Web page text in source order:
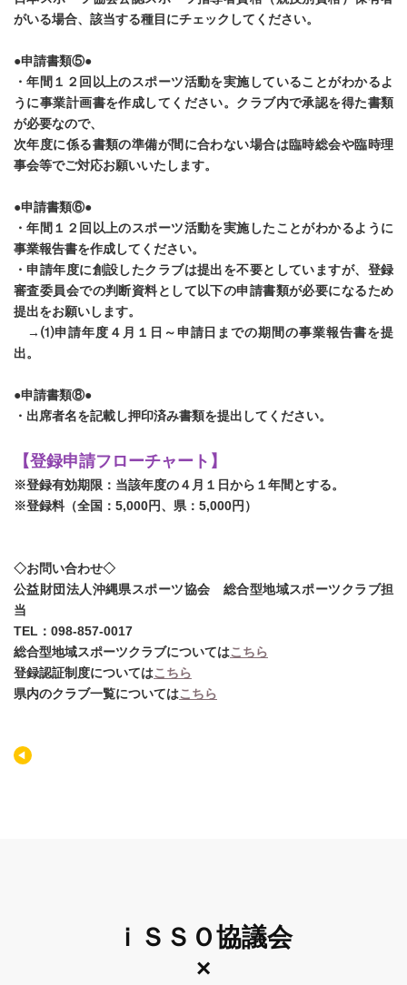
がいる場合、該当する種目にチェックしてください。
●申請書類⑤●
・年間１２回以上のスポーツ活動を実施していることがわかるよ
うに事業計画書を作成してください。クラブ内で承認を得た書類
が必要なので、
次年度に係る書類の準備が間に合わない場合は臨時総会や臨時理
事会等でご対応お願いいたします。
●申請書類⑥●
・年間１２回以上のスポーツ活動を実施したことがわかるように
事業報告書を作成してください。
・申請年度に創設したクラブは提出を不要としていますが、登録
審査委員会での判断資料として以下の申請書類が必要になるため
提出をお願いします。
→⑴申請年度４月１日～申請日までの期間の事業報告書を提
出。
●申請書類⑧●
・出席者名を記載し押印済み書類を提出してください。
【登録申請フローチャート】
※登録有効期限：当該年度の４月１日から１年間とする。
※登録料（全国：5,000円、県：5,000円）
◇お問い合わせ◇
公益財団法人沖縄県スポーツ協会 総合型地域スポーツクラブ担
当
TEL：098-857-0017
総合型地域スポーツクラブについてはこちら
登録認証制度についてはこちら
県内のクラブ一覧についてはこちら
ｉＳＳＯ協議会
×